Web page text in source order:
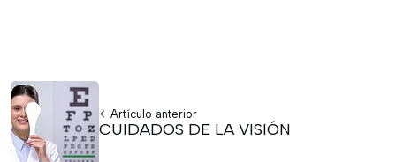
Artículo anterior
CUIDADOS DE LA VISIÓN